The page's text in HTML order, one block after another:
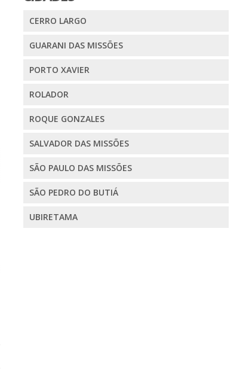
CERRO LARGO
GUARANI DAS MISSÕES
PORTO XAVIER
ROLADOR
ROQUE GONZALES
SALVADOR DAS MISSÕES
SÃO PAULO DAS MISSÕES
SÃO PEDRO DO BUTIÁ
UBIRETAMA